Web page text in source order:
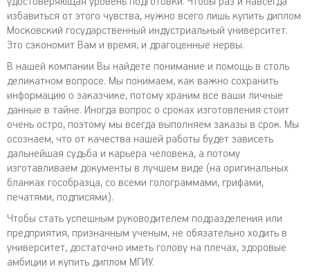
избавиться от этого чувства, нужно всего лишь купить диплом
Московский государственный индустриальный университет.
Это сэкономит Вам и время, и драгоценные нервы.
В нашей компании Вы найдете понимание и помощь в столь
деликатном вопросе. Мы понимаем, как важно сохранить
информацию о заказчике, потому храним все ваши личные
данные в тайне. Иногда вопрос о сроках изготовления стоит
очень остро, поэтому мы всегда выполняем заказы в срок. Мы
осознаем, что от качества нашей работы будет зависеть
дальнейшая судьба и карьера человека, а потому
изготавливаем документы в лучшем виде (на оригинальных
бланках гособразца, со всеми голограммами, грифами,
печатями, подписями).
Чтобы стать успешным руководителем подразделения или
предприятия, признанным ученым, не обязательно ходить в
университет, достаточно иметь голову на плечах, здоровые
амбиции и купить диплом МГИУ.